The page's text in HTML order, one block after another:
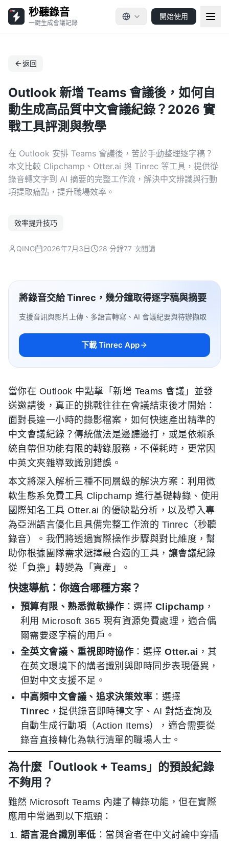
秒聽錄音
一鍵生成會議記錄
開始使用
返回
Outlook 新增 Teams 會議後，如何自
動生成高品質中文會議紀錄？2026 實
戰工具評測與教學
在 Outlook 安排 Teams 會議後，苦於手動整理逐字稿？
本文比較 Clipchamp、Otter.ai 與 Tinrec 等工具，提供從
錄音轉文字到 AI 摘要的完整工作流，解決中文辨識與行動
項提取痛點，提升職場效率。
效率提升技巧
QING 2026年7月3日 28 分鐘77 次閱讀
將錄音交給 Tinrec，幾分鐘取得逐字稿與摘要
支援音訊與影片上傳、多語言轉寫、AI 會議紀要與待辦擷取
下載 Tinrec App
當你在 Outlook 中點擊「新增 Teams 會議」並發
送邀請後，真正的挑戰往往在會議結束後才開始：
面對長達一小時的錄影檔案，如何快速產出精準的
中文會議紀錄？傳統做法是邊聽邊打，或是依賴系
統自帶但功能有限的轉錄服務，不僅耗時，更常因
中英文夾雜導致識別錯誤。
本文將深入解析三種不同層級的解決方案：利用微
軟生態系免費工具 Clipchamp 進行基礎轉錄、使用
國際知名工具 Otter.ai 的優缺點分析，以及導入專
為亞洲語言優化且具備完整工作流的 Tinrec（秒聽
錄音）。我們將透過實際操作步驟與對比維度，幫
助你根據團隊需求選擇最合適的工具，讓會議紀錄
從「負擔」轉變為「資產」。
快速導航：你適合哪種方案？
預算有限、熟悉微軟操作 ：選擇 Clipchamp ，
利用 Microsoft 365 現有資源免費處理，適合偶
爾需要逐字稿的用戶。
全英文會議、重視即時協作 ：選擇Otter.ai ，其
在英文環境下的講者識別與即時同步表現優異，
但對中文支援不足。
中高頻中文會議、追求決策效率 ：選擇
Tinrec ，提供錄音即時轉文字、AI 對話查詢及
自動生成行動項（Action Items），適合需要從
錄音直接轉化為執行清單的職場人士。
為什麼「Outlook + Teams」的預設紀錄
不夠用？
雖然 Microsoft Teams 內建了轉錄功能，但在實際
應用中常遇到以下瓶頸：
語言混合識別率低 ：當與會者在中文討論中穿插